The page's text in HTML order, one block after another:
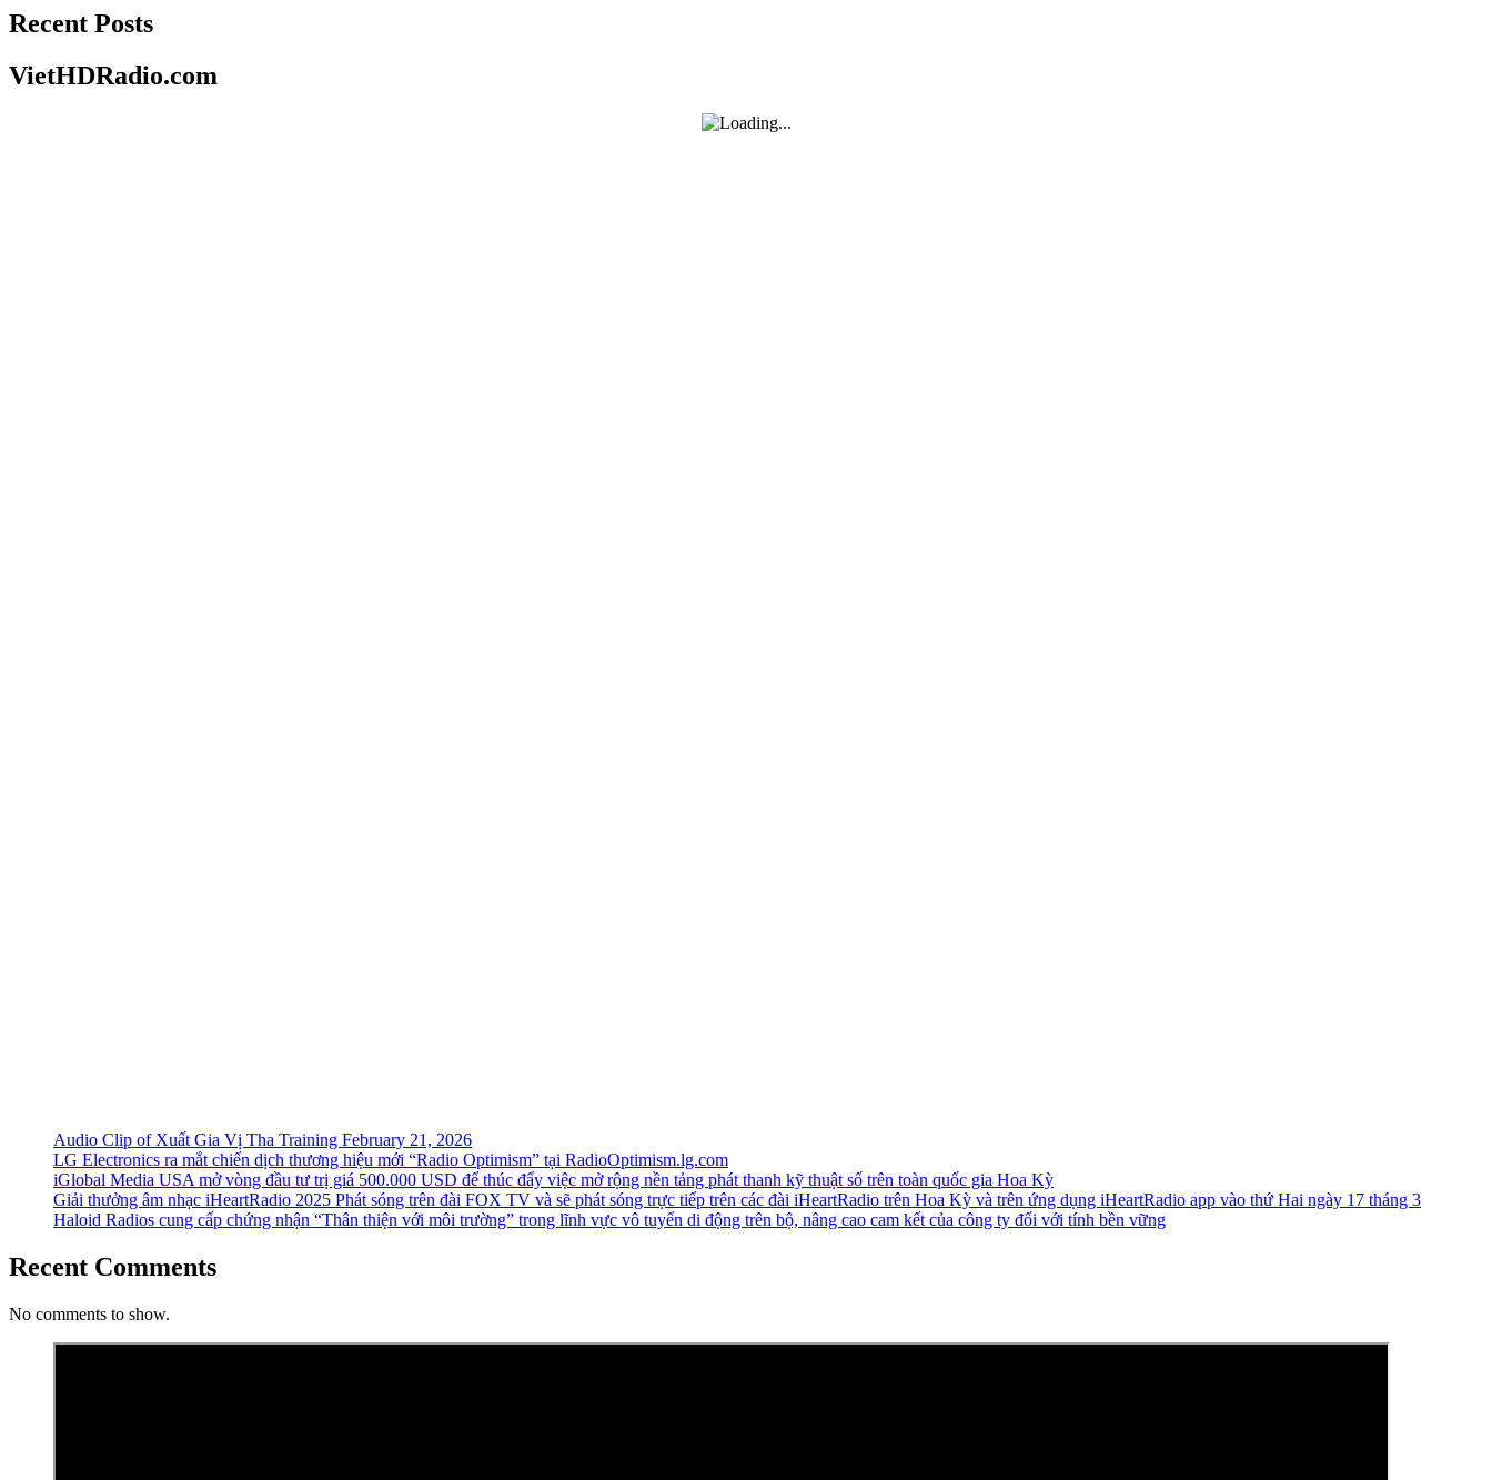
Recent Posts
VietHDRadio.com
Audio Clip of Xuất Gia Vị Tha Training February 21, 2026
LG Electronics ra mắt chiến dịch thương hiệu mới “Radio Optimism” tại RadioOptimism.lg.com
iGlobal Media USA mở vòng đầu tư trị giá 500.000 USD để thúc đẩy việc mở rộng nền tảng phát thanh kỹ thuật số trên toàn quốc gia Hoa Kỳ
Giải thưởng âm nhạc iHeartRadio 2025 Phát sóng trên đài FOX TV và sẽ phát sóng trực tiếp trên các đài iHeartRadio trên Hoa Kỳ và trên ứng dụng iHeartRadio app vào thứ Hai ngày 17 tháng 3
Haloid Radios cung cấp chứng nhận “Thân thiện với môi trường” trong lĩnh vực vô tuyến di động trên bộ, nâng cao cam kết của công ty đối với tính bền vững
Recent Comments
No comments to show.